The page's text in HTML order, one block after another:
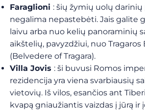
Faraglioni : šių žymių uolų
negalima nepastebėti. Jais galite
laivu arba nuo kelių panoraminių
aikštelių, pavyzdžiui, nuo Tragaros
(Belvedere of Tragara).
Villa Jovis : ši buvusi Romos
rezidencija yra viena svarbiausių
vietovių. Iš vilos, esančios ant
kvapą gniaužiantis vaizdas į jūrą ir